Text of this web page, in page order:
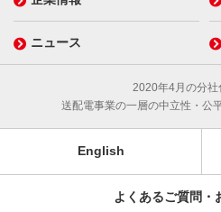
ニュース
2020年4月の分社
送配電事業の一層の中立性・公
English
よくあるご質問・